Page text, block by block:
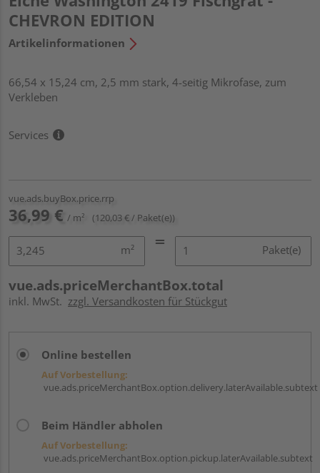
CHEVRON EDITION
Artikelinformationen
66,54 x 15,24 cm, 2,5 mm stark, 4-seitig Mikrofase, zum
Verkleben
Services
vue.ads.buyBox.price.rrp
36,99 € / m² (120,03 € / Paket(e))
m² Paket(e)
vue.ads.priceMerchantBox.total
inkl. MwSt. zzgl. Versandkosten für Stückgut
Online bestellen
Auf Vorbestellung:
vue.ads.priceMerchantBox.option.delivery.laterAvailable.subtext
Beim Händler abholen
Auf Vorbestellung:
vue.ads.priceMerchantBox.option.pickup.laterAvailable.subtext